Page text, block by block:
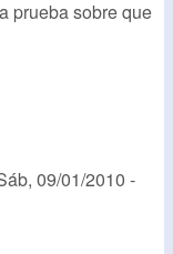
prueba sobre que
09/01/2010 -